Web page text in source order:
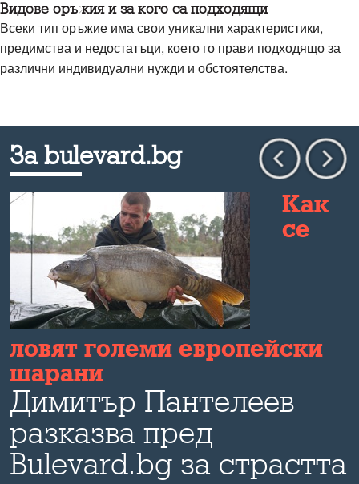
Видове оръжия и за кого са подходящи
Всеки тип оръжие има свои уникални характеристики,
предимства и недостатъци, което го прави подходящо за
различни индивидуални нужди и обстоятелства.
За bulevard.bg
Как
се
ловят големи европейски
шарани
Димитър Пантeлеев
разказва пред
Bulevard.bg за страстта